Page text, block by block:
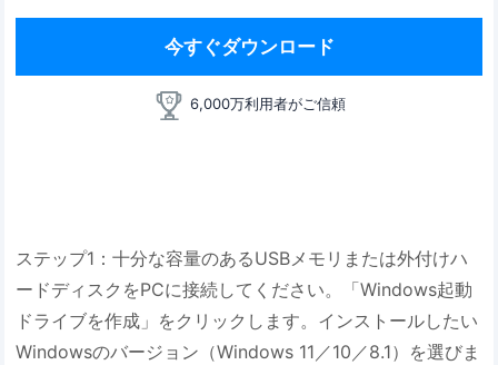
今すぐダウンロード
6,000万利用者がご信頼
ステップ1：十分な容量のあるUSBメモリまたは外付けハ
ードディスクをPCに接続してください。「Windows起動
ドライブを作成」をクリックします。インストールしたい
Windowsのバージョン（Windows 11／10／8.1）を選びま